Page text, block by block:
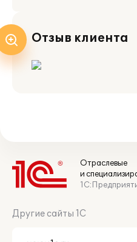
Отзыв клиента
Отраслевые
и
Другие сайты 1С